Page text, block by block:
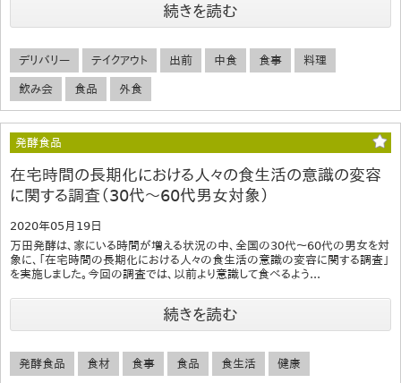
続きを読む
デリバリー テイクアウト 出前 中食 食事 料理
飲み会 食品 外食
発酵食品
在宅時間の長期化における人々の食生活の意識の変容
に関する調査（30代～60代男女対象）
2020年05月19日
万田発酵は、家にいる時間が増える状況の中、全国の30代～60代の男女を対
象に、「在宅時間の長期化における人々の食生活の意識の変容に関する調査」
を実施しました。今回の調査では、以前より意識して食べるよう...
続きを読む
発酵食品 食材 食事 食品 食生活 健康